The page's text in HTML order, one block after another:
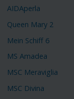
AIDAperla
Queen Mary 2
Mein Schiff 6
MS Amadea
MSC Meraviglia
MSC Divina